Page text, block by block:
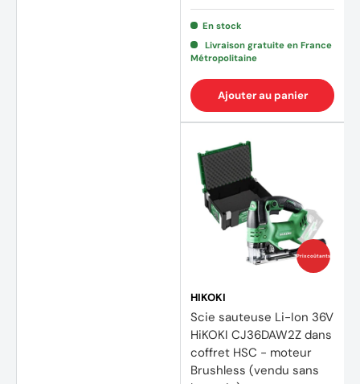
En stock
Livraison gratuite en France
Métropolitaine
Ajouter au panier
Prix coûtants
HIKOKI
Scie sauteuse Li-Ion 36V
HiKOKI CJ36DAW2Z dans
coffret HSC - moteur
Brushless (vendu sans